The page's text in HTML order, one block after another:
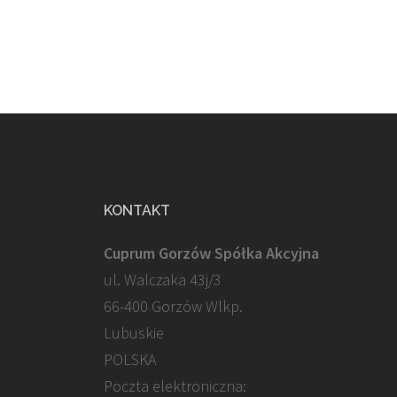
KONTAKT
Cuprum Gorzów Spółka Akcyjna
ul. Walczaka 43j/3
66-400 Gorzów Wlkp.
Lubuskie
POLSKA
Poczta elektroniczna: